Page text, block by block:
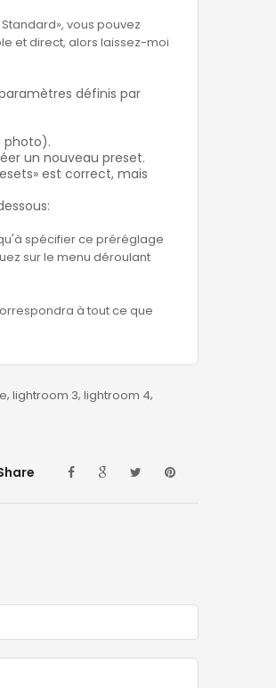
vous pouvez
et direct, alors laissez-moi
définis par
photo).
un nouveau preset.
est correct, mais
spécifier ce préréglage
sur le menu déroulant
à tout ce que
lightroom 3 lightroom 4